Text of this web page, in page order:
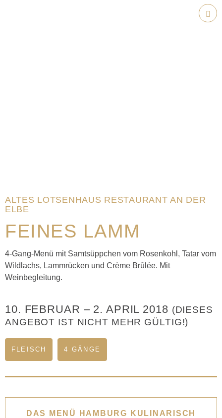
ALTES LOTSENHAUS RESTAURANT AN DER
ELBE
FEINES LAMM
4-Gang-Menü mit Samtsüppchen vom Rosenkohl, Tatar vom
Wildlachs, Lammrücken und Crème Brûlée. Mit
Weinbegleitung.
10. FEBRUAR – 2. APRIL 2018 (DIESES
ANGEBOT IST NICHT MEHR GÜLTIG!)
FLEISCH 4 GÄNGE
DAS MENÜ HAMBURG KULINARISCH